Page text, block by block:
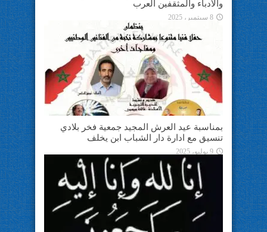
والأدباء والمثقفين العرب
8 سبتمبر، 2025
بمناسبة عيد العرش المجيد جمعية فخر بلادي
تنسيق مع ادارة دار الشباب ابن يخلف
9 يوليو، 2025